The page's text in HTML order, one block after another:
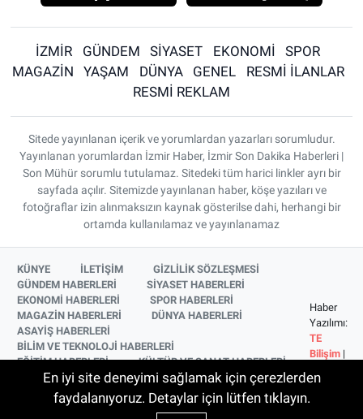
İZMİR GÜNDEM SİYASET EKONOMİ
SPOR
MAGAZİN
YAŞAM DÜNYA GENEL
RESMİ İLANLAR
RESMİ REKLAM
Sitede yayınlanan içerik ve yorumlardan yazarları sorumludur.
Yayınlanan yorumlardan İzmir Haber, İzmir Son Dakika Haberleri |
Son Mühür sorumlu tutulamaz. Sitedeki tüm harici linkler ayrı bir
sayfada açılır. Sitemizde yayınlanan haber, köşe yazıları ve
fotoğraflar izin alınmaksızın kaynak gösterilse dahi, herhangi bir
ortamda kullanılamaz ve yayınlanamaz
KÜNYE İLETİŞİM
GİZLİLİK SÖZLEŞMESİ
GÜNDEM HABERLERİ
SİYASET HABERLERİ
EKONOMİ HABERLERİ
SPOR HABERLERİ
MAGAZİN HABERLERİ
DÜNYA HABERLERİ
ASAYİŞ HABERLERİ
BİLİM VE TEKNOLOJİ HABERLERİ
EĞİTİM HABERLERİ
KÜLTÜR VE SANAT HABERLERİ
SAĞLIK HABERLERİ
YAŞAM HABERLERİ
YEREL HABERLER
İZMİR HABERLERİ
SİNEMA VE TELEVİZYON HABERLERİ
Haber
Yazılımı:
TE
Bilişim |
© 2026
En iyi site deneyimi sağlamak için çerezlerden
faydalanıyoruz. Detaylar için lütfen tıklayın.